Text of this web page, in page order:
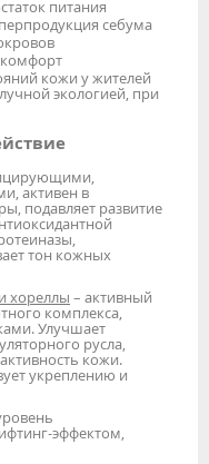
питания
себума
кожи у жителей
экологией, при
активен в
подавляет развитие
тон кожных
хореллы – активный
комплекса,
Улучшает
русла,
кожи.
укреплению и
эффектом,